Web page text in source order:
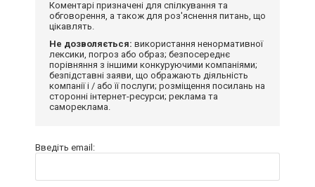
Коментарі призначені для спілкування та
обговорення, а також для роз'яснення питань, що
цікавлять.
Не дозволяється: використання ненормативної
лексики, погроз або образ; безпосереднє
порівняння з іншими конкуруючими компаніями;
безпідставні заяви, що ображають діяльність
компанії і / або її послуги; розміщення посилань на
сторонні інтернет-ресурси; реклама та
самореклама.
Введіть email: